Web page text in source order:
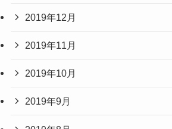
2019年12月
2019年11月
2019年10月
2019年9月